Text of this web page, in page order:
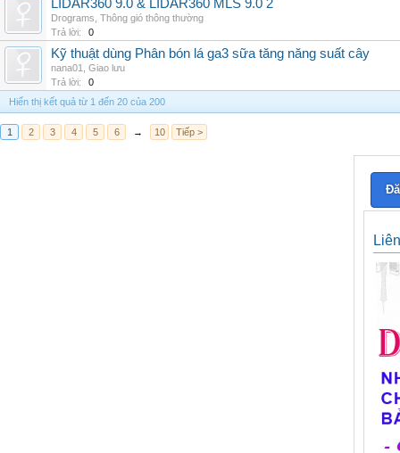
LIDAR360 9.0 & LIDAR360 MLS 9.0 2
Drograms Thông gió thông thường
Trả lời:
0
Kỹ thuật dùng Phân bón lá ga3 sữa tăng năng suất cây
nana01
Giao lưu
Trả lời:
0
Hiển thị kết quả từ 1 đến 20 của 200
1 2 3 4 5 6 → 10 Tiếp >